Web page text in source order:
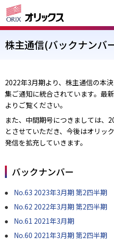
株主通信(バックナンバ
2022年3月期より、株主通信の本
集ご通知に統合されています。最
よりご覧ください。
また、中間期号につきましては、
とさせていただき、今後はオリッ
発信を拡充していきます。
バックナンバー
No.63 2023年3月期 第2四半期
No.62 2022年3月期 第2四半期
No.61 2021年3月期
No.60 2021年3月期 第2四半期